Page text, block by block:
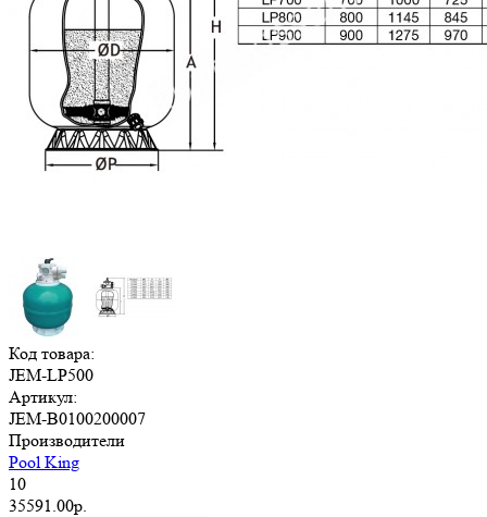
Код товара:
JEM-LP500
Артикул:
JEM-B0100200007
Производители
Pool King
10
35591.00р.